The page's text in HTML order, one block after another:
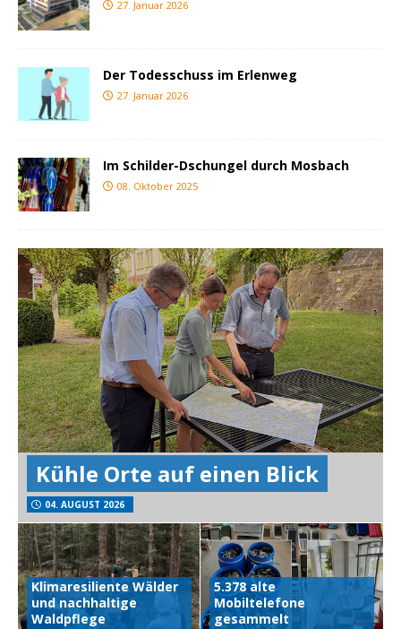
27. Januar 2026
Der Todesschuss im Erlenweg
27. Januar 2026
Im Schilder-Dschungel durch Mosbach
08. Oktober 2025
Kühle Orte auf einen Blick
04. AUGUST 2026
Klimaresiliente Wälder
und nachhaltige
Waldpflege
5.378 alte
Mobiltelefone
gesammelt